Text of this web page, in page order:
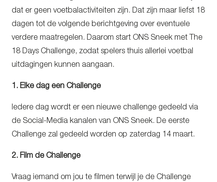
dat er geen voetbalactiviteiten zijn. Dat zijn maar liefst 18
dagen tot de volgende berichtgeving over eventuele
verdere maatregelen. Daarom start ONS Sneek met The
18 Days Challenge, zodat spelers thuis allerlei voetbal
uitdagingen kunnen aangaan.
1. Elke dag een Challenge
Iedere dag wordt er een nieuwe challenge gedeeld via
de Social-Media kanalen van ONS Sneek. De eerste
Challenge zal gedeeld worden op zaterdag 14 maart.
2. Film de Challenge
Vraag iemand om jou te filmen terwijl je de Challenge